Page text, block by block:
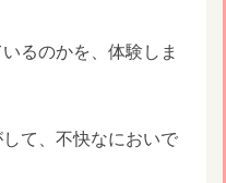
るのかを、体験しま
て、不快なにおいで